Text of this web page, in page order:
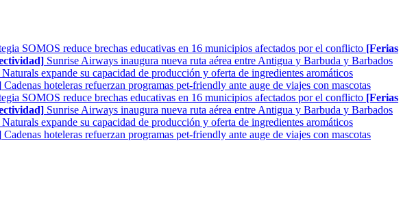
SOMOS reduce brechas educativas en 16 municipios afectados por el conflicto [Ferias
Sunrise Airways inaugura nueva ruta aérea entre Antigua y Barbuda y Barbados
expande su capacidad de producción y oferta de ingredientes aromáticos
Cadenas hoteleras refuerzan programas pet-friendly ante auge de viajes con mascotas
SOMOS reduce brechas educativas en 16 municipios afectados por el conflicto [Ferias
Sunrise Airways inaugura nueva ruta aérea entre Antigua y Barbuda y Barbados
expande su capacidad de producción y oferta de ingredientes aromáticos
Cadenas hoteleras refuerzan programas pet-friendly ante auge de viajes con mascotas